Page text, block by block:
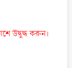
উদ্বুদ্ধ করুন।